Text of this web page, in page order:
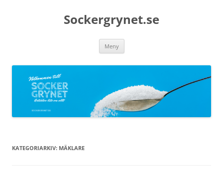
Sockergrynet.se
Meny Hoppa
innehåll
KATEGORIARKIV: MÄKLARE